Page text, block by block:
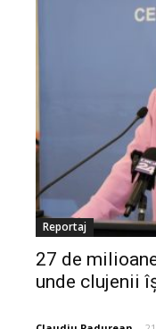
Reportaj
27 de
unde clujenii